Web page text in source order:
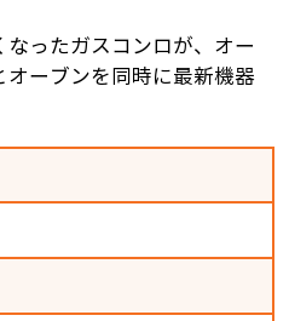
ったガスコンロが、オー
ーブンを同時に最新機器